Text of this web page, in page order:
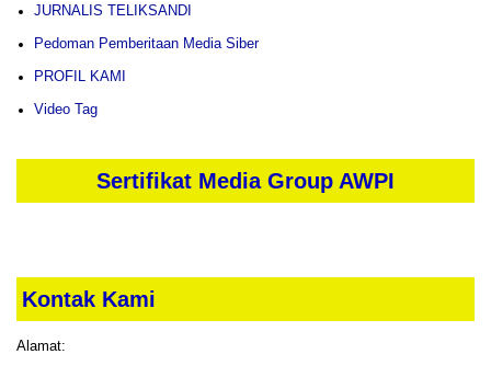
JURNALIS TELIKSANDI
Pedoman Pemberitaan Media Siber
PROFIL KAMI
Video Tag
Sertifikat Media Group AWPI
Kontak Kami
Alamat: